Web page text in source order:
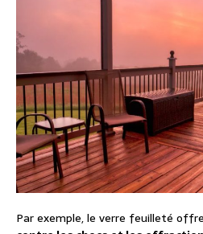
Par exemple, le verre feuilleté offre